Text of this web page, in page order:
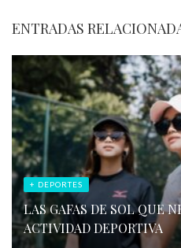
ENTRADAS
+ DEPORTES
LAS GAFAS DE SOL QUE
ACTIVIDAD DEPORTIVA